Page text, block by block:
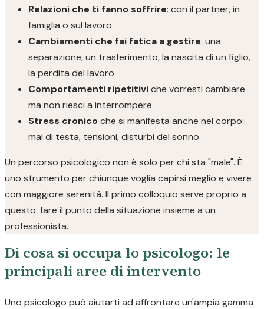
Relazioni che ti fanno soffrire: con il partner, in
famiglia o sul lavoro
Cambiamenti che fai fatica a gestire: una
separazione, un trasferimento, la nascita di un figlio,
la perdita del lavoro
Comportamenti ripetitiviche vorresti cambiare
ma non riesci a interrompere
Stress cronicoche si manifesta anche nel corpo:
mal di testa, tensioni, disturbi del sonno
Un percorso psicologico non è solo per chi sta "male". È
uno strumento per chiunque voglia capirsi meglio e vivere
con maggiore serenità. Il primo colloquio serve proprio a
questo: fare il punto della situazione insieme a un
professionista.
Di cosa si occupa lo psicologo: le
principali aree di intervento
Uno psicologo può aiutarti ad affrontare un'ampia gamma